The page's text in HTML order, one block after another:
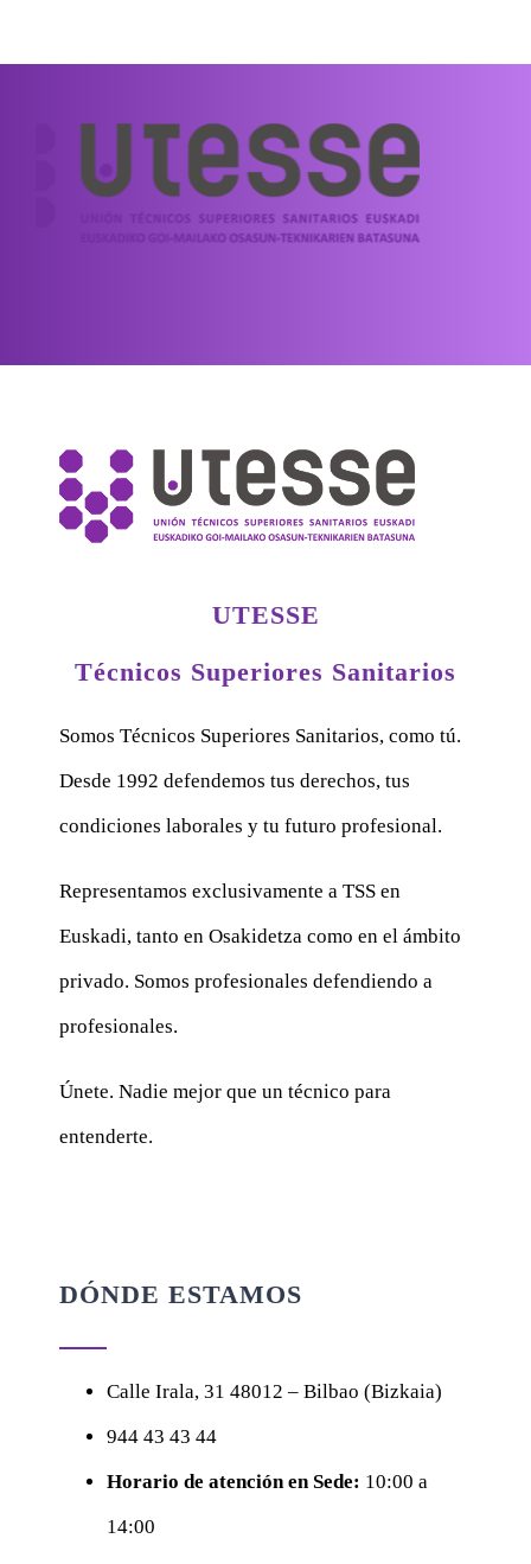
UTESSE
Técnicos Superiores Sanitarios
Somos Técnicos Superiores Sanitarios, como tú.
Desde 1992 defendemos tus derechos, tus
condiciones laborales y tu futuro profesional.
Representamos exclusivamente a TSS en
Euskadi, tanto en Osakidetza como en el ámbito
privado. Somos profesionales defendiendo a
profesionales.
Únete. Nadie mejor que un técnico para
entenderte.
DÓNDE ESTAMOS
Calle Irala, 31 48012 – Bilbao (Bizkaia)
944 43 43 44
Horario de atención en Sede: 10:00 a
14:00